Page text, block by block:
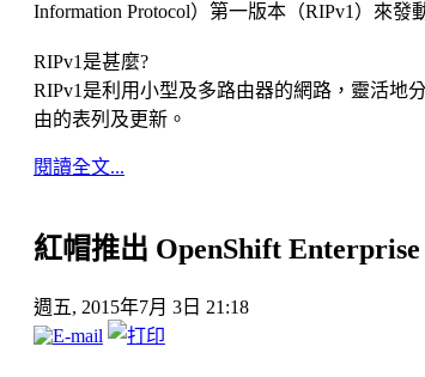
Information Protocol）第一版本（RIPv1）來
RIPv1是甚麼?
RIPv1是利用小型及多路由器的網路，靈活地
由的表列及更新。
閱讀全文...
紅帽推出 OpenShift
週五, 2015年7月 3日 21:18